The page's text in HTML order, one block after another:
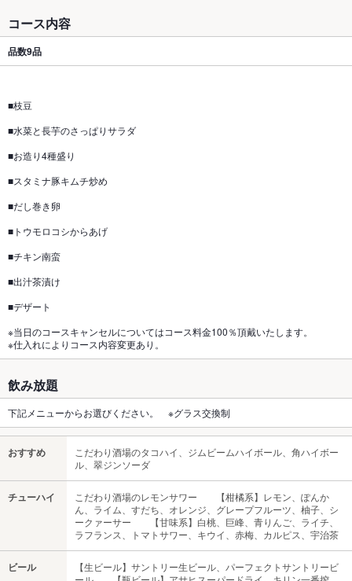
コース内容
品数9品
■枝豆
■水菜と長芋のさっぱりサラダ
■お造り4種盛り
■スタミナ豚キムチ炒め
■だし巻き卵
■トウモロコシからあげ
■チキン南蛮
■出汁茶漬け
■デザート
※当日のコースキャンセルについてはコース料金100％頂戴いたします。
※仕入れによりコース内容変更あり。
飲み放題
下記メニューからお選びください。 ※グラス交換制
おすすめ
こだわり酒場のタコハイ、ジムビームハイボール、角ハイボー
ル、翠ジンソーダ
チューハイ
こだわり酒場のレモンサワー 【柑橘系】レモン、ぽんか
ん、ライム、すだち、オレンジ、グレープフルーツ、柚子、シ
ークァーサー 【甘味系】白桃、巨峰、青りんご、ライチ、
ラフランス、トマトサワー、キウイ、赤梅、カルピス、宇治茶
ビール
【生ビール】サントリー生ビール、パーフェクトサントリービ